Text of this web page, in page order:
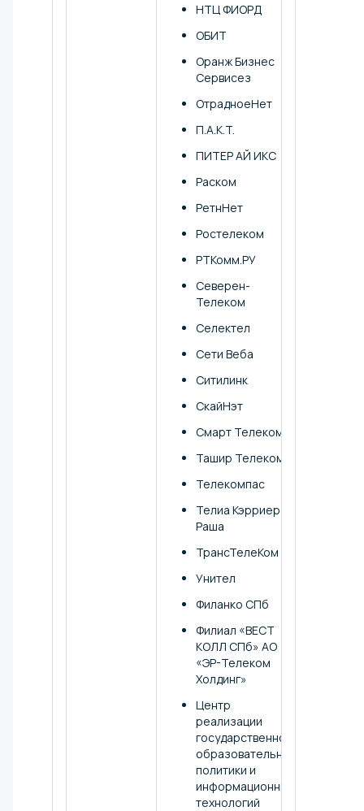
НТЦ ФИОРД
ОБИТ
Оранж Бизнес
Сервисез
ОтрадноеНет
П.А.К.Т.
ПИТЕР АЙ ИКС
Раском
РетнНет
Ростелеком
РТКомм.РУ
Северен-
Телеком
Селектел
Сети Веба
Ситилинк
СкайНэт
Смарт Телеком
Ташир Телеком
Телекомпас
Телиа Кэрриер
Раша
ТрансТелеКом
Унител
Филанко СПб
Филиал «ВЕСТ
КОЛЛ СПб» АО
«ЭР-Телеком
Холдинг»
Центр
реализации
государственной
образовательной
политики и
информационных
технологий